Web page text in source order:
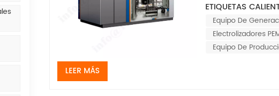
requiere una
factores. La
una decisión:I.
ETIQUETAS
Equipo De
Electrolizadores
Equipo De
LEER MÁS